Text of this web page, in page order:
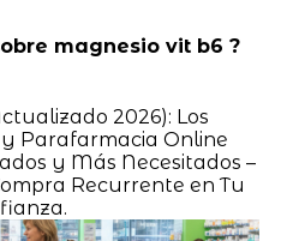
magnesio vit b6 ?
2026): Los
Parafarmacia Online
y Más Necesitados –
Recurrente en Tu